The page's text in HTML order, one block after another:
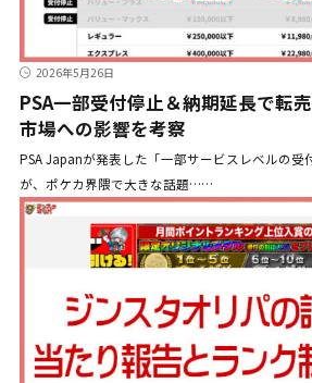
2026年5月26日
PSA一部受付停止＆納期延長で転
市場への影響を考察
PSA Japanが発表した「一部サービスレベルの受
が、ポケカ界隈で大きな話題……